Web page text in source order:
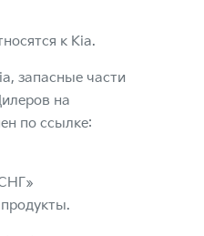
к Kia.
запасные части
на
по ссылке: